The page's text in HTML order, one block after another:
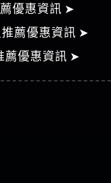
優惠資訊 ➤
薦優惠資訊 ➤
薦優惠資訊 ➤